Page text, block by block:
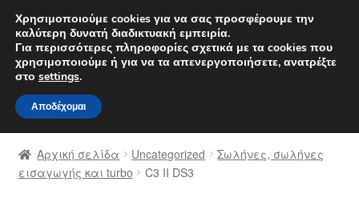
ΑΠΟΣΤΟΛΗ από 7 EUR
Δευτέρα-Παρ. 9 π.μ. - 4 μ.μ.
Απευθείας
μετάβαση
στην
πλοήγηση
Μετάβαση
σε
περιεχόμενο
Αρχική
Διαδικασία Παραπόνων
Αρχική σελίδα Uncategorized
Σωλήνες, σωλήνες
εισαγωγής και turbo
C3 II DS3
Χρησιμοποιούμε cookies για να σας προσφέρουμε την
καλύτερη δυνατή διαδικτυακή εμπειρία.
Για περισσότερες πληροφορίες σχετικά με τα cookies που
χρησιμοποιούμε ή για να τα απενεργοποιήσετε, ανατρέξτε
στο settings.
Αποδέχομαι